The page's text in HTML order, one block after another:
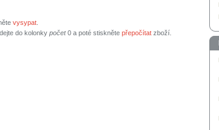
vysypat
do kolonky počet0 a poté stiskněte přepočítat zboží.